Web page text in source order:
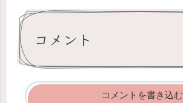
コメント
コメントを書き込む